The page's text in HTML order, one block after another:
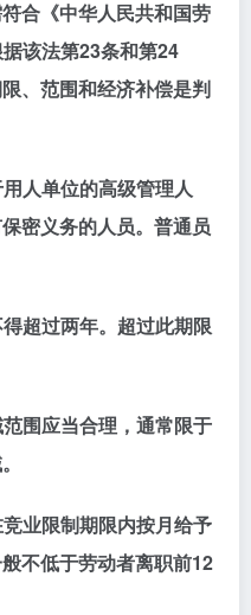
合《中华人民共和国劳
该法第23条和第24
、范围和经济补偿是判
人单位的高级管理人
密义务的人员。普通员
得超过两年。超过此期限
范围应当合理，通常限于
竞业限制期限内按月给予
不低于劳动者离职前12